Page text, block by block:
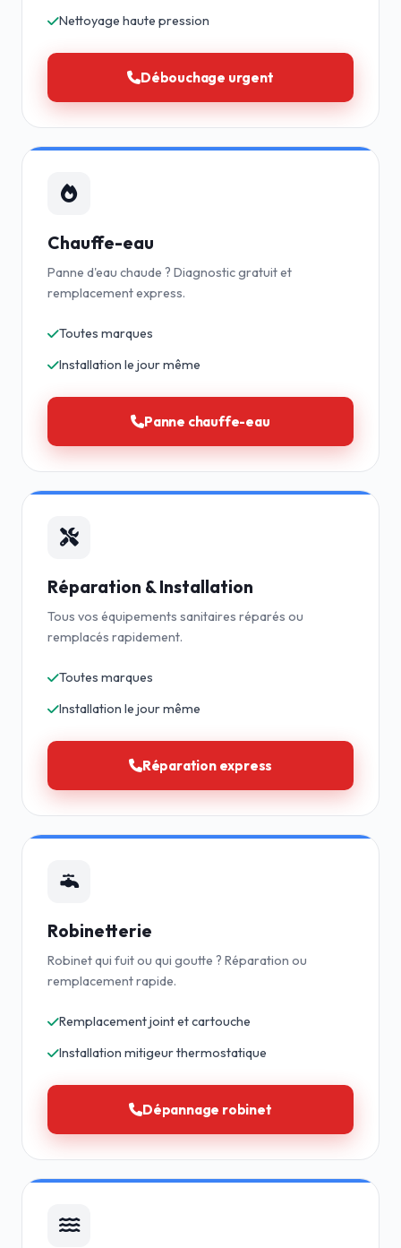
Nettoyage haute pression
Débouchage urgent
Chauffe-eau
Panne d'eau chaude ? Diagnostic gratuit et
remplacement express.
Toutes marques
Installation le jour même
Panne chauffe-eau
Réparation & Installation
Tous vos équipements sanitaires réparés ou
remplacés rapidement.
Toutes marques
Installation le jour même
Réparation express
Robinetterie
Robinet qui fuit ou qui goutte ? Réparation ou
remplacement rapide.
Remplacement joint et cartouche
Installation mitigeur thermostatique
Dépannage robinet